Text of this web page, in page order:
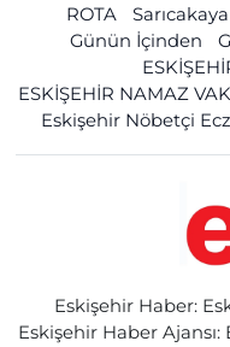
ROTA
Sarıcakaya
Günün İçinden
ESKİŞEHİR NAMAZ
Eskişehir Nöbetçi
Eskişehir Haber:
Eskişehir Haber